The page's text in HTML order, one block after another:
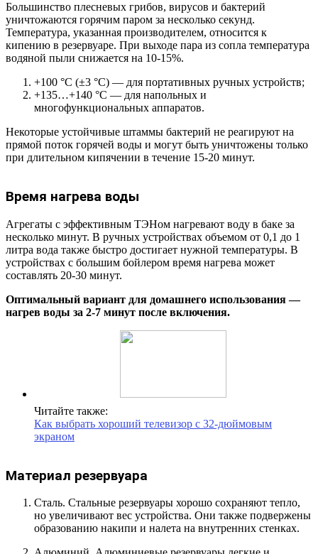
Большинство плесневых грибов, вирусов и бактерий
уничтожаются горячим паром за несколько секунд.
Температура, указанная производителем, относится к
кипению в резервуаре. При выходе пара из сопла температура
водяной пыли снижается на 10-15%.
+100 °С (±3 °С) — для портативных ручных устройств;
+135…+140 °С — для напольных и
многофункциональных аппаратов.
Некоторые устойчивые штаммы бактерий не реагируют на
прямой поток горячей воды и могут быть уничтожены только
при длительном кипячении в течение 15-20 минут.
Время нагрева воды
Агрегаты с эффективным ТЭНом нагревают воду в баке за
несколько минут. В ручных устройствах объемом от 0,1 до 1
литра вода также быстро достигает нужной температуры. В
устройствах с большим бойлером время нагрева может
составлять 20-30 минут.
Оптимальный вариант для домашнего использования —
нагрев воды за 2-7 минут после включения.
Читайте также:
Как выбрать хороший телевизор с 32-дюймовым
экраном
Материал резервуара
Сталь. Стальные резервуары хорошо сохраняют тепло,
но увеличивают вес устройства. Они также подвержены
образованию накипи и налета на внутренних стенках.